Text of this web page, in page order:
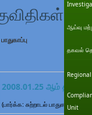
ஆய்வு
தகவல்
Unit
2008.01.25 ஆம்
(பார்க்க: சுற்றாடல் பாதுகாப்பு